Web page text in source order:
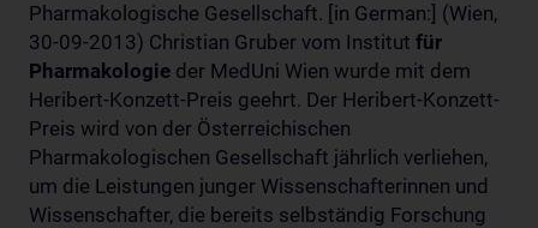
Pharmakologische Gesellschaft. [in German:] (Wien,
30-09-2013) Christian Gruber vom Institut für
Pharmakologie der MedUni Wien wurde mit dem
Heribert-Konzett-Preis geehrt. Der Heribert-Konzett-
Preis wird von der Österreichischen
Pharmakologischen Gesellschaft jährlich verliehen,
um die Leistungen junger Wissenschafterinnen und
Wissenschafter, die bereits selbständig Forschung